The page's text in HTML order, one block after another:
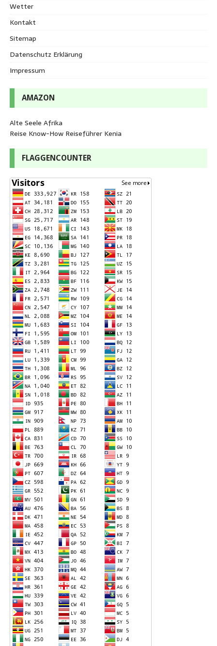
Wetter
Kontakt
Sitemap
Datenschutz Erklärung
Impressum
AMAZON
Alte Seele Afrika
Reise Know-How Reiseführer Kenia
FLAGGENCOUNTER